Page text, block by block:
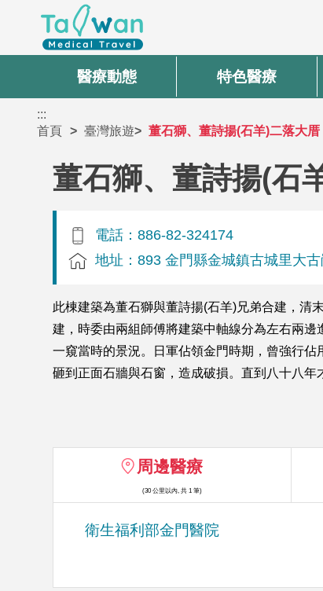
醫療動態 特色醫療
:::
首頁
臺灣旅遊 董石獅、董詩揚(石羊)二落大厝
董石獅、董詩揚(石
電話：886-82-324174
地址：893 金門縣金城鎮古城里大
此棟建築為董石獅與董詩揚(石羊)兄弟合建，清
建，時委由兩組師傅將建築中軸線分為左右兩
一窺當時的景況。日軍佔領金門時期，曾強行
砸到正面石牆與石窗，造成破損。直到八十八
周邊醫療
(30 公里以內, 共 1 筆)
衛生福利部金門醫院